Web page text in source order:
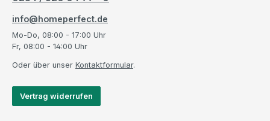
info@homeperfect.de
Mo-Do, 08:00 - 17:00 Uhr
Fr, 08:00 - 14:00 Uhr
Oder über unser Kontaktformular.
Vertrag widerrufen